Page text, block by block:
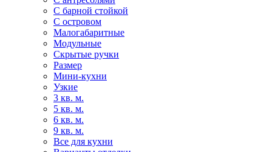
С барной стойкой
С островом
Малогабаритные
Модульные
Скрытые ручки
Размер
Мини-кухни
Узкие
3 кв. м.
5 кв. м.
6 кв. м.
9 кв. м.
Все для кухни